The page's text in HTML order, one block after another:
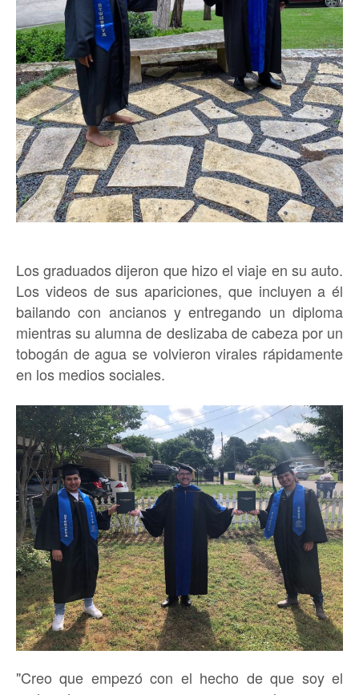
Los graduados dijeron que hizo el viaje en su auto.
Los videos de sus apariciones, que incluyen a él
bailando con ancianos y entregando un diploma
mientras su alumna de deslizaba de cabeza por un
tobogán de agua se volvieron virales rápidamente
en los medios sociales.
"Creo que empezó con el hecho de que soy el